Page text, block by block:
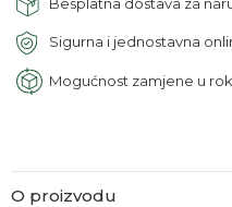
Sigurna i jednostavna
Mogućnost zamjene u
O proizvodu